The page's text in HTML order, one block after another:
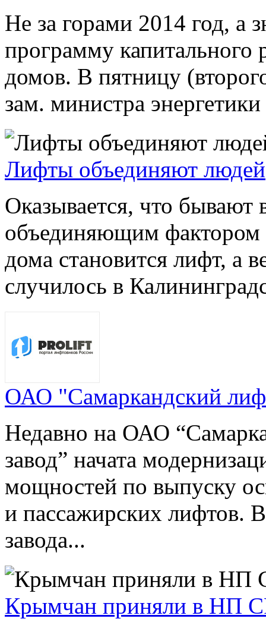
Не за горами 2014 год, а
программу капитального
домов. В пятницу
зам. министра
Лифты объединяют людей
Оказывается, что бывают
объединяющим фактором
дома становится лифт, а
случилось в
ОАО "Самаркандский
Недавно на ОАО
завод” начата
мощностей по выпуску
и пассажирских лифтов.
завода...
Крымчан приняли в